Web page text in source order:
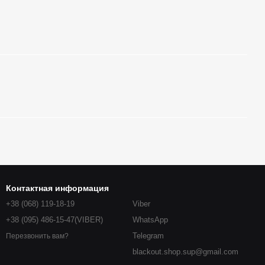
Контактная информация
+38 (068) 119-18-19
+38 (095) 486-15-47(VIBER)
Перезвонить вам?
Viber
WhatsApp
Telegram
blackout.shop.sup@gmail.com